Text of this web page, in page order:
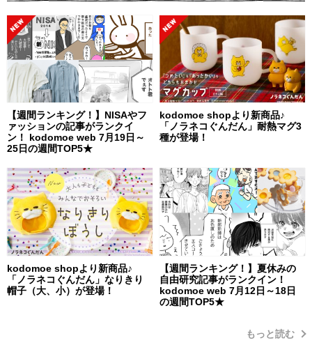
【週間ランキング！】NISAやフ
ァッションの記事がランクイ
ン！ kodomoe web 7月19日～
25日の週間TOP5★
kodomoe shopより新商品♪
「ノラネコぐんだん」耐熱マグ3
種が登場！
kodomoe shopより新商品♪
「ノラネコぐんだん」なりきり
帽子（大、小）が登場！
【週間ランキング！】夏休みの
自由研究記事がランクイン！
kodomoe web 7月12日～18日
の週間TOP5★
もっと読む